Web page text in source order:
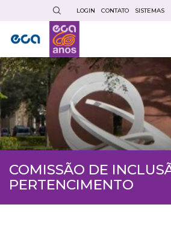
conteúdo
principal
LOGIN CONTATO SISTEMAS
COMISSÃO DE
PERTENCIMENTO